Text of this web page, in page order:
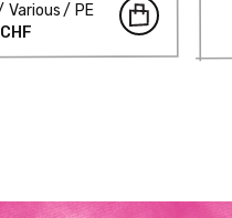
Various
PE